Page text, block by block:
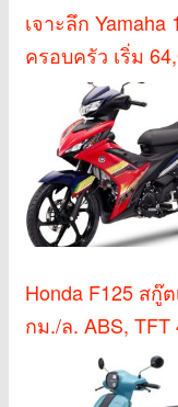
เจาะลึก
ครอบครัว เริ่ม
Honda F125 สกู๊
กม./ล. ABS, TFT